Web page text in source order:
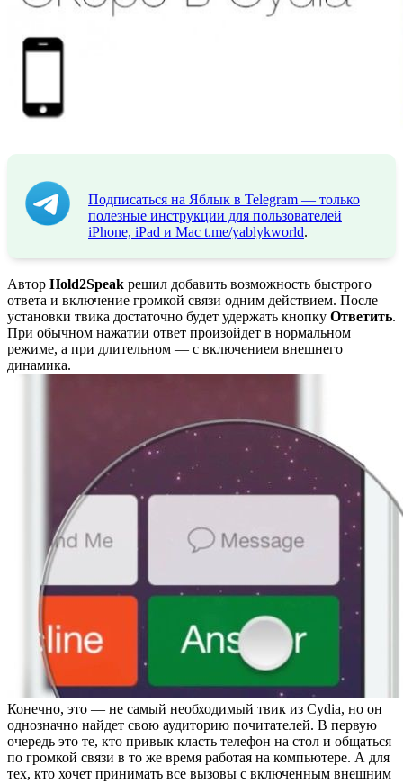
Подписаться на Яблык в Telegram — только
полезные инструкции для пользователей
iPhone, iPad и Mac t.me/yablykworld.
Автор Hold2Speak решил добавить возможность быстрого
ответа и включение громкой связи одним действием. После
установки твика достаточно будет удержать кнопку Ответить.
При обычном нажатии ответ произойдет в нормальном
режиме, а при длительном — с включением внешнего
динамика.
Конечно, это — не самый необходимый твик из Cydia, но он
однозначно найдет свою аудиторию почитателей. В первую
очередь это те, кто привык класть телефон на стол и общаться
по громкой связи в то же время работая на компьютере. А для
тех, кто хочет принимать все вызовы с включенным внешним